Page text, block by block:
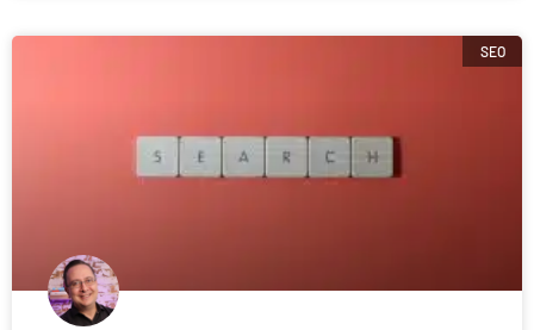
SEO